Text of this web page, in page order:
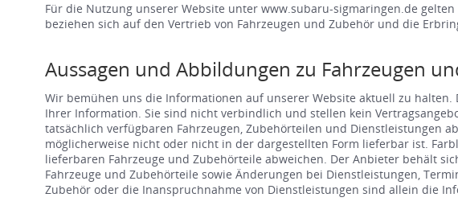
Für die Nutzung unserer Website unter www.subaru-sigmaringen.de
beziehen sich auf den Vertrieb von Fahrzeugen und Zubehör und die
Aussagen und Abbildungen zu Fahrzeugen
Wir bemühen uns die Informationen auf unserer Website aktuell zu
Ihrer Information. Sie sind nicht verbindlich und stellen kein
tatsächlich verfügbaren Fahrzeugen, Zubehörteilen und Dienstleistungen
möglicherweise nicht oder nicht in der dargestellten Form lieferbar ist.
lieferbaren Fahrzeuge und Zubehörteile abweichen. Der Anbieter behält
Fahrzeuge und Zubehörteile sowie Änderungen bei Dienstleistungen,
Zubehör oder die Inanspruchnahme von Dienstleistungen sind allein die